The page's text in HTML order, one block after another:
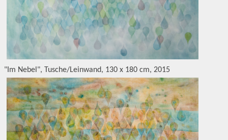
"Im Nebel", Tusche/Leinwand, 130 x 180 cm, 2015